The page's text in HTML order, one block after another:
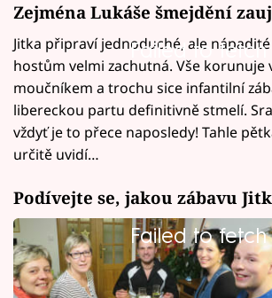
Zejména Lukáše šmejdění
Failed to fetch
Jitka připraví jednoduché, ale
hostům velmi zachutná. Vše korunuje
moučníkem a trochu sice infantilní
libereckou partu definitivně stmelí.
vždyť je to přece naposledy! Tahle
určitě uvidí…
Podívejte se, jakou zábavu
Failed to fetch